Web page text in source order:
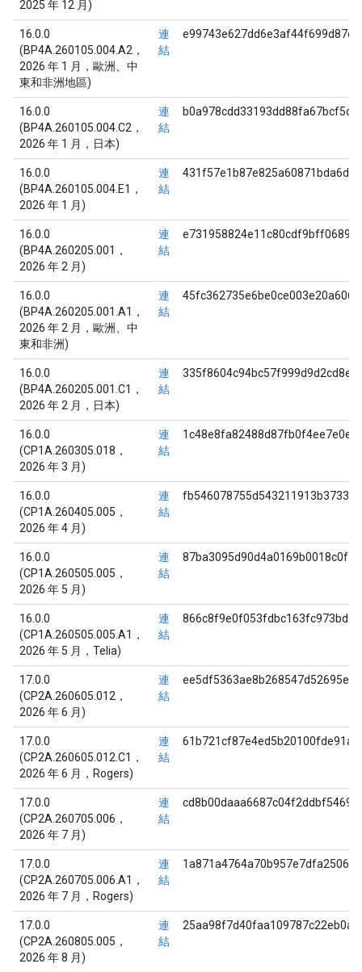
2025 年 12 月)
16.0.0
(BP4A.260105.004.A2，
2026 年 1 月，歐洲、中
東和非洲地區)
連
結
16.0.0
(BP4A.260105.004.C2，
2026 年 1 月，日本)
連
結
16.0.0
(BP4A.260105.004.E1，
2026 年 1 月)
連
結
16.0.0
(BP4A.260205.001，
2026 年 2 月)
連
結
16.0.0
(BP4A.260205.001.A1，
2026 年 2 月，歐洲、中
東和非洲)
連
結
16.0.0
(BP4A.260205.001.C1，
2026 年 2 月，日本)
連
結
16.0.0
(CP1A.260305.018，
2026 年 3 月)
連
結
16.0.0
(CP1A.260405.005，
2026 年 4 月)
連
結
16.0.0
(CP1A.260505.005，
2026 年 5 月)
連
結
16.0.0
(CP1A.260505.005.A1，
2026 年 5 月，Telia)
連
結
17.0.0
(CP2A.260605.012，
2026 年 6 月)
連
結
17.0.0
(CP2A.260605.012.C1，
2026 年 6 月，Rogers)
連
結
17.0.0
(CP2A.260705.006，
2026 年 7 月)
連
結
17.0.0
(CP2A.260705.006.A1，
2026 年 7 月，Rogers)
連
結
17.0.0
(CP2A.260805.005，
2026 年 8 月)
連
結